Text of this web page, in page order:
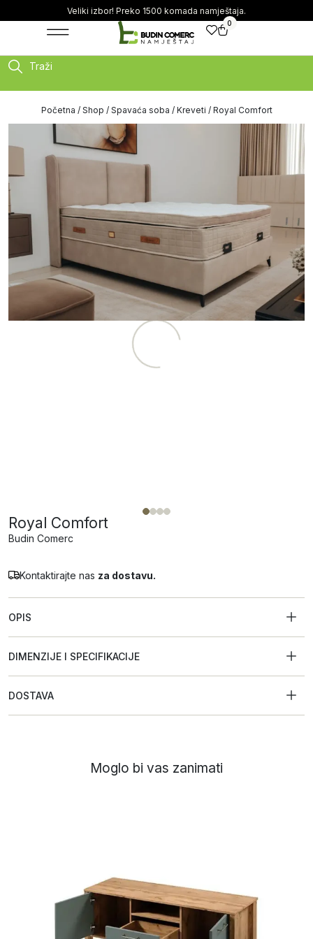
Veliki izbor! Preko 1500 komada namještaja.
0
Traži
Početna / Shop / Spavaća soba / Kreveti / Royal Comfort
Royal Comfort
Budin Comerc
Kontaktirajte nas za dostavu.
OPIS
DIMENZIJE I SPECIFIKACIJE
DOSTAVA
Moglo bi vas zanimati